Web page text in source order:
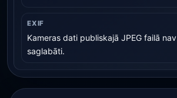
EXIF
Kameras dati publiskajā JPEG failā nav
saglabāti.